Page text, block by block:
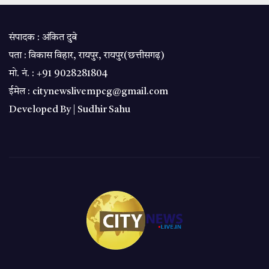
संपादक : अंकित दुबे
पता : विकास विहार, रायपुर, रायपुर(छत्तीसगढ़)
मो. नं. : +91 9028281804
ईमेल : citynewslivempcg@gmail.com
Developed By | Sudhir Sahu